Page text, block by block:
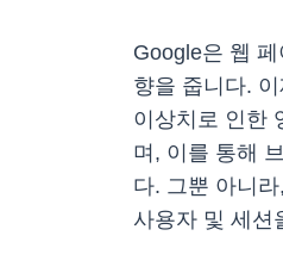
Google은 웹
향을 줍니다.
이상치로 인한
며, 이를 통해
다. 그뿐 아니
사용자 및 세션